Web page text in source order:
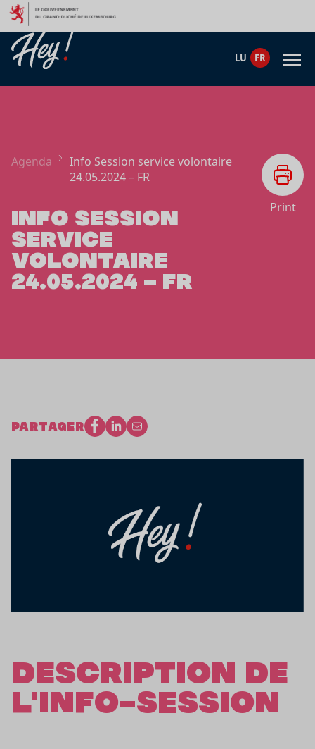
Aller au contenu
LU FR
Agenda
Info Session service volontaire
24.05.2024 – FR
INFO SESSION
SERVICE
VOLONTAIRE
24.05.2024 – FR
Print
PARTAGER
DESCRIPTION DE
L'INFO-SESSION